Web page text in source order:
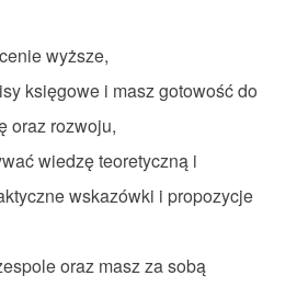
wyższe,
księgowe i masz gotowość do
oraz rozwoju,
wiedzę teoretyczną i
wskazówki i propozycje
oraz masz za sobą